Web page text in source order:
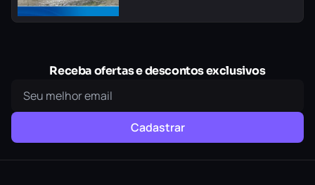
Receba ofertas e descontos exclusivos
Cadastrar